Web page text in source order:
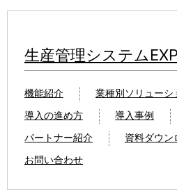
生産管理システム
機能紹介 業種別ソリューシ
導入の進め方
導入事例
パートナー紹介
資料ダウン
お問い合わせ